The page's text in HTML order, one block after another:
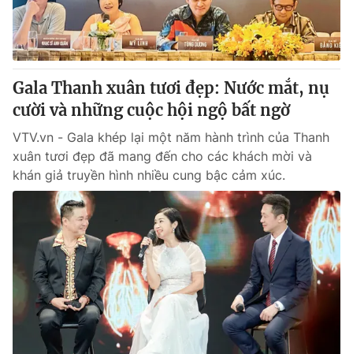
Thị trường 24h Tấm lòng Việt
VTV4 Vươn mình bằng AI
VTV9 VTV8
Liên hệ tòa soạn English
THỜI BÁO VTV
Theo dõi báo trên
Cơ quan chủ quản:Đài Truyền hình Việt Nam
Cơ quan báo chí:Thời báo VTV
Gala Thanh xuân tươi đẹp: Nước mắt, nụ
cười và những cuộc hội ngộ bất ngờ
VTV.vn - Gala khép lại một năm hành trình của Thanh
xuân tươi đẹp đã mang đến cho các khách mời và
khán giả truyền hình nhiều cung bậc cảm xúc.